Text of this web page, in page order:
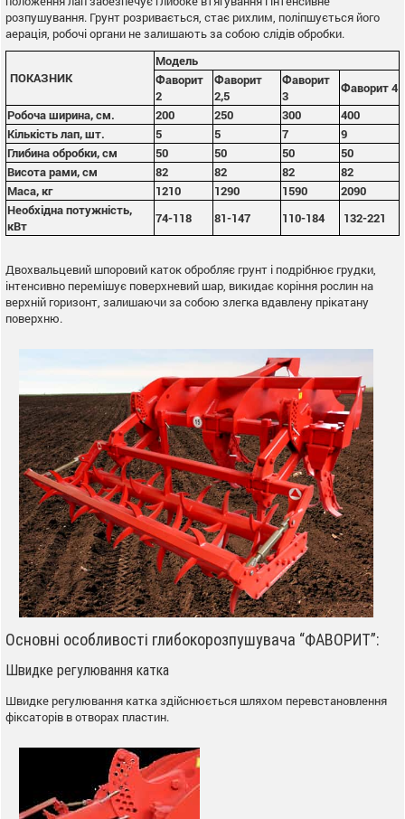
розпушування. Грунт розривається, стає рихлим, поліпшується його
аерація, робочі органи не залишають за собою слідів обробки.
ПОКАЗНИК
Модель
Фаворит
2
Фаворит
2,5
Фаворит
3
Фаворит 4
Робоча ширина, см.
200 250 300
400
Кількість лап, шт.
5 5 7
9
Глибина обробки, см
50 50 50
50
Висота рами, см
82 82 82
82
Маса, кг
1210 1290 1590
2090
Необхідна потужність,
кВт
74-118 81-147 110-184 132-221
Двохвальцевий шпоровий каток обробляє грунт і подрібнює грудки,
інтенсивно перемішує поверхневий шар, викидає коріння рослин на
верхній горизонт, залишаючи за собою злегка вдавлену прікатану
поверхню.
Основні особливості глибокорозпушувача “ФАВОРИТ”:
Швидке регулювання катка
Швидке регулювання катка здійснюється шляхом перевстановлення
фіксаторів в отворах пластин.